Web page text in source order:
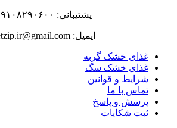
پشتیبانی: ۰۹۱۰۸۲۹۰۶۰۰
ایمیل: petzip.ir@gmail.com
غذای خشک گربه
غذای خشک سگ
شرایط و قوانین
تماس با ما
پرسش و پاسخ
ثبت شکایات